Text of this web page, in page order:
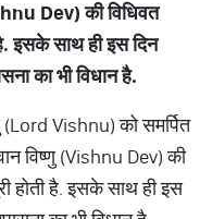
Dev) की विधिवत
इसके साथ ही इस दिन
का भी विधान है.
(Lord Vishnu) को समर्पित
विष्णु (Vishnu Dev) की
होती है. इसके साथ ही इस